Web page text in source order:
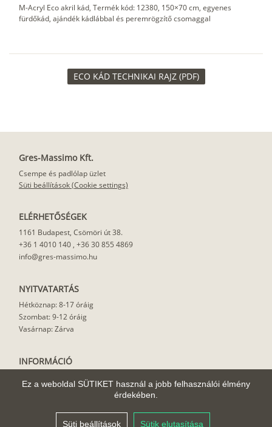
Ez a weboldal SÜTIKET használ a jobb felhasználói élmény
érdekében.
Süti beállítások Sütik elutasítása
M-Acryl Eco akril kád, Termék kód: 12380, 150×70 cm, egyenes
fürdőkád, ajándék kádlábbal és peremrögzítő csomaggal
ECO KÁD TECHNIKAI RAJZ (PDF)
Gres-Massimo Kft.
Csempe és padlólap üzlet
Süti beállítások (Cookie settings)
ELÉRHETŐSÉGEK
1161 Budapest, Csömöri út 38.
+36 1 4010 140 , +36 30 855 4869
info@gres-massimo.hu
NYITVATARTÁS
Hétköznap: 8-17 óráig
Szombat: 9-12 óráig
Vasárnap: Zárva
INFORMÁCIÓ
Felhasználási javaslat